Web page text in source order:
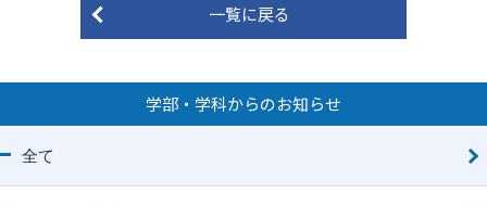
一覧に戻る
学部・学科からのお知らせ
全て